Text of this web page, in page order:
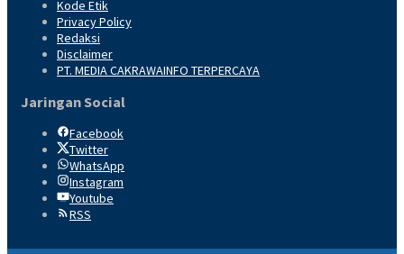
Kode Etik
Privacy Policy
Redaksi
Disclaimer
PT. MEDIA CAKRAWAINFO TERPERCAYA
Jaringan Social
Facebook
Twitter
WhatsApp
Instagram
Youtube
RSS